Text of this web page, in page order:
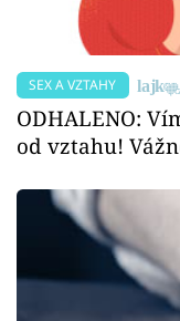
SEX A VZTAHY
ODHALENO:
od vztahu!